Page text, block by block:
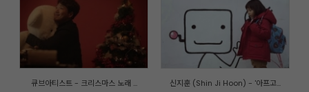
큐브아티스트 - 크리스마스 노래 ... 신지훈 (Shin Ji Hoon) - '아프고...